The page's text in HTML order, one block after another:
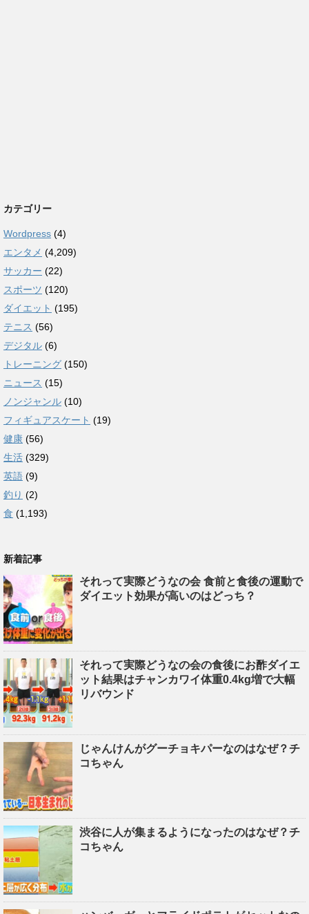
カテゴリー
Wordpress (4)
エンタメ (4,209)
サッカー (22)
スポーツ (120)
ダイエット (195)
テニス (56)
デジタル (6)
トレーニング (150)
ニュース (15)
ノンジャンル (10)
フィギュアスケート (19)
健康 (56)
生活 (329)
英語 (9)
釣り (2)
食 (1,193)
新着記事
それって実際どうなの会 食前と食後の運動で
ダイエット効果が高いのはどっち？
それって実際どうなの会の食後にお酢ダイエ
ット結果はチャンカワイ体重0.4kg増で大幅
リバウンド
じゃんけんがグーチョキパーなのはなぜ？チ
コちゃん
渋谷に人が集まるようになったのはなぜ？チ
コちゃん